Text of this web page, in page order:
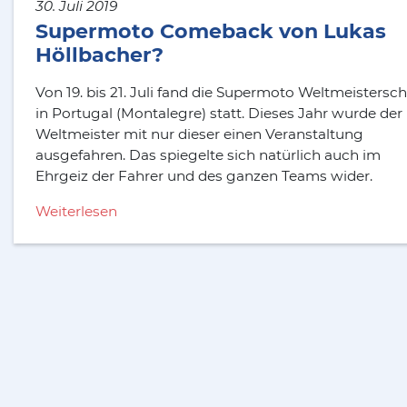
30. Juli 2019
Supermoto Comeback von Lukas
Höllbacher?
Von 19. bis 21. Juli fand die Supermoto
in Portugal (Montalegre) statt. Dieses Jahr wurde der
Weltmeister mit nur dieser einen Veranstaltung
ausgefahren. Das spiegelte sich natürlich auch im
Ehrgeiz der Fahrer und des ganzen Teams wider.
Weiterlesen